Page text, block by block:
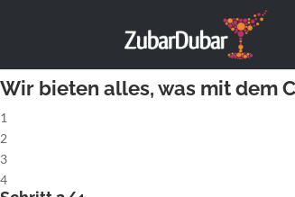
MIETEN SIE EINE
Wir bieten alles, was mit dem
1
2
3
4